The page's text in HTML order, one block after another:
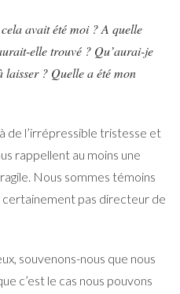
avait été moi ? A quelle
elle trouvé ? Qu’aurai-je
? Quelle a été mon
de l’irrépressible tristesse et
rappellent au moins une
Nous sommes témoins
pas directeur de
souvenons-nous que nous
c’est le cas nous pouvons